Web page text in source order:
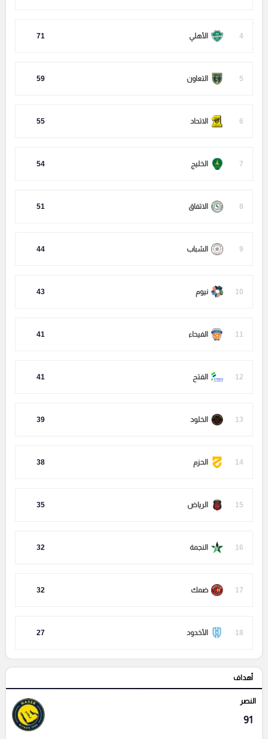
4 الأهلي 71
5 التعاون 59
6 الاتحاد 55
7 الخليج 54
8 الاتفاق 51
9 الشباب 44
10 نيوم 43
11 الفيحاء 41
12 الفتح 41
13 الخلود 39
14 الحزم 38
15 الرياض 35
16 النجمة 32
17 ضمك 32
18 الأخدود 27
أهداف
النصر
91